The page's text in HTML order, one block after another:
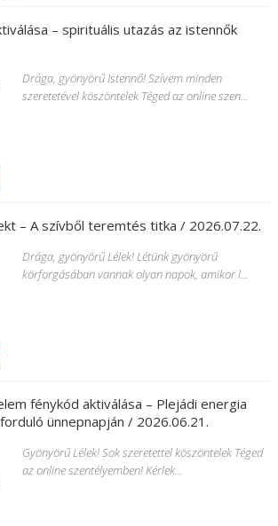
– spirituális utazás az istennők
Drága, gyönyörű Istennő! Szívem minden
szeretetével köszöntelek Téged az online szen...
– A szívből teremtés titka / 2026.07.22.
Drága, gyönyörű Lélek! Létünk gyönyörű
körforgásában vannak olyan napok, amikor l...
fénykód aktiválása – Plejádi energia
ünnepnapján / 2026.06.21.
Gyönyörű Lélek! Sok szeretettel köszöntelek Téged
az online szentélyemben! Kérlek...